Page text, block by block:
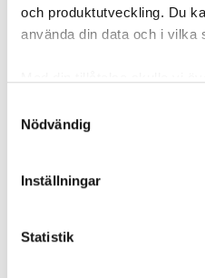
och produktutveckling. Du
använda din data och i vilka
som kan ha en
Ta reda på mer om hur dina
Du kan ändra eller dra
Nödvändig
Inställningar
Statistik
mest lästa
VVS-Forum i
oktober